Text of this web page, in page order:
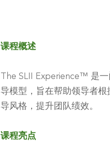
课程概述
The SLII Experience™ 是
导模型，旨在帮助领导者
导风格，提升团队绩效。
课程亮点